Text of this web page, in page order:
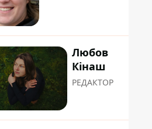
Любов
Кінаш
РЕДАКТОР